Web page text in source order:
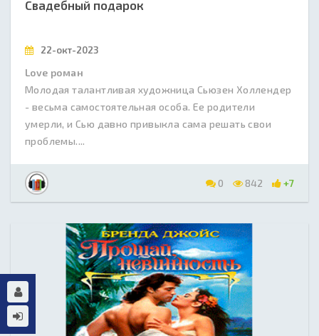
Свадебный подарок
22-окт-2023
Love роман
Молодая талантливая художница Сьюзен Холлендер
- весьма самостоятельная особа. Ее родители
умерли, и Сью давно привыкла сама решать свои
проблемы....
0 842 +7